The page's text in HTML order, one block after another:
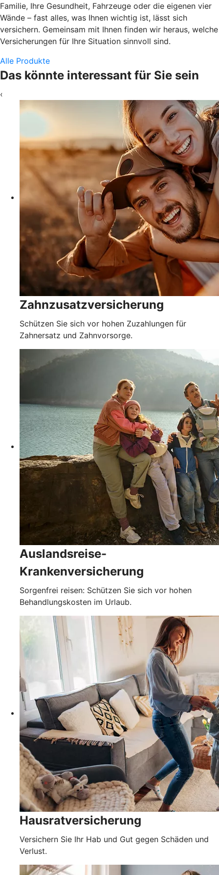
Familie, Ihre Gesundheit, Fahrzeuge oder die eigenen vier
Wände – fast alles, was Ihnen wichtig ist, lässt sich
versichern. Gemeinsam mit Ihnen finden wir heraus, welche
Versicherungen für Ihre Situation sinnvoll sind.
Alle Produkte
Das könnte interessant für Sie sein
‹
Zahnzusatzversicherung
Schützen Sie sich vor hohen Zuzahlungen für
Zahnersatz und Zahnvorsorge.
Auslandsreise-
Krankenversicherung
Sorgenfrei reisen: Schützen Sie sich vor hohen
Behandlungskosten im Urlaub.
Hausratversicherung
Versichern Sie Ihr Hab und Gut gegen Schäden und
Verlust.